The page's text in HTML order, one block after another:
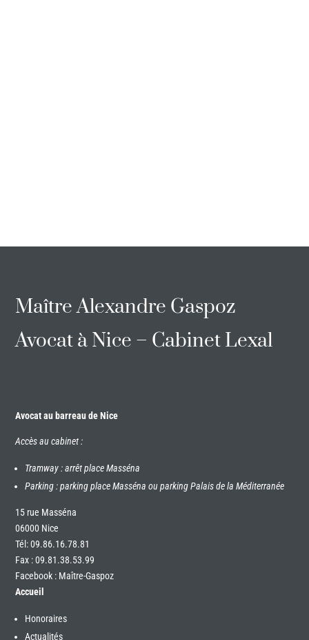
Maître Alexandre Gaspoz
Avocat à Nice – Cabinet Lexal
Avocat au barreau de Nice
Accès au cabinet :
Tramway : arrêt place Masséna
Parking : parking place Masséna ou parking Palais de la Méditerranée
15 rue Masséna
06000 Nice
Tél:09.86.16.78.81
Fax : 09.81.38.53.99
Facebook : Maître-Gaspoz
Accueil
Honoraires
Actualités